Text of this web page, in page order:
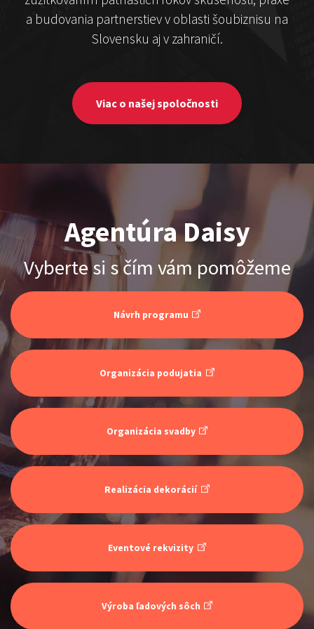
Čekovský vs. Hudák
Show program
Stand-up & Juraj „ŠOKO”
Tabaček
Show program StandupShow
Juraj Šoko Tabaček
ŠOKO & LUKY
Juraj Šoko Tabaček
Lukáš Adamec
INKOGNITO
a budovania partnerstiev v oblasti šoubiznisu na
Slovensku aj v zahraničí.
Viac o našej spoločnosti
Agentúra Daisy
Vyberte si s čím vám pomôžeme
Návrh programu
Organizácia podujatia
Organizácia svadby
Realizácia dekorácií
Eventové rekvizity
Výroba ľadových sôch